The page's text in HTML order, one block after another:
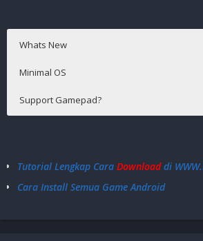
Whats New
Minimal OS
Support Gamepad?
Tutorial Lengkap Cara Downloaddi
Cara Install Semua Game Android